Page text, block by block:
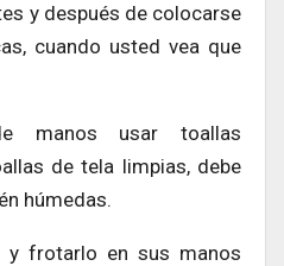
y después de colocarse
cuando usted vea que
manos usar toallas
de tela limpias, debe
húmedas.
y frotarlo en sus manos